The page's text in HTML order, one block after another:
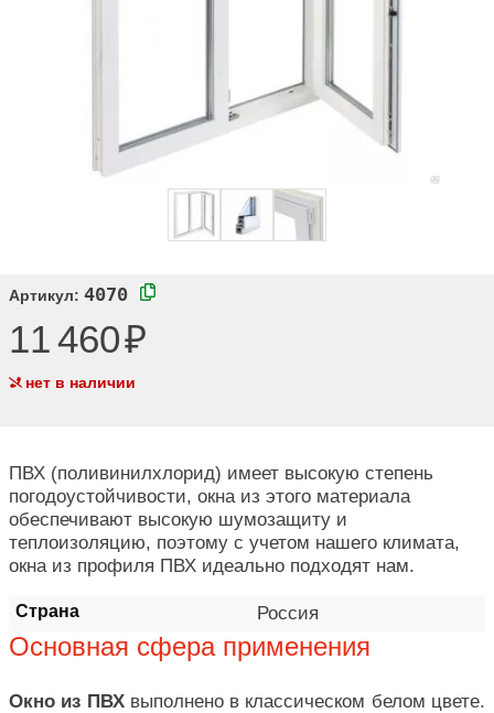
Артикул: 4070
11 460
нет в наличии
Страна Россия
ПВХ (поливинилхлорид) имеет высокую степень
погодоустойчивости, окна из этого материала
обеспечивают высокую шумозащиту и
теплоизоляцию, поэтому с учетом нашего климата,
окна из профиля ПВХ идеально подходят нам.
Основная сфера применения
Окно из ПВХвыполнено в классическом белом цвете.